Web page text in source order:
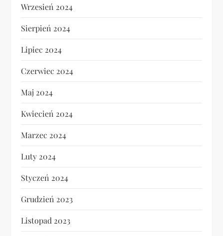
Wrzesień 2024
Sierpień 2024
Lipiec 2024
Czerwiec 2024
Maj 2024
Kwiecień 2024
Marzec 2024
Luty 2024
Styczeń 2024
Grudzień 2023
Listopad 2023